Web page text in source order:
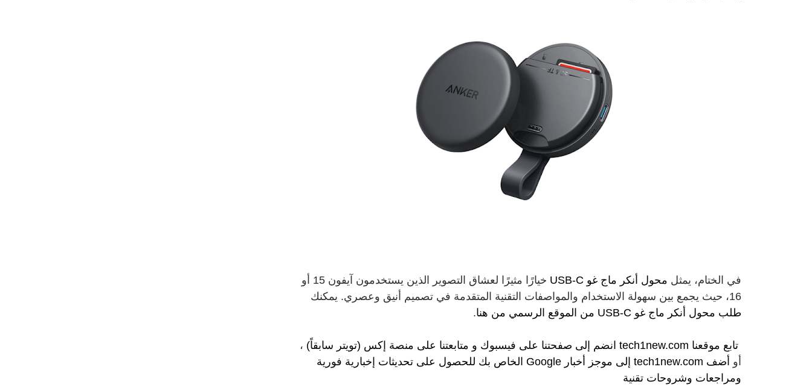
في الختام، يمثل محول أنكر ماج غو USB-C
خيارًا مثيرًا لعشاق التصوير الذين يستخدمون آيفون 15 أو
16، حيث يجمع بين سهولة الاستخدام والمواصفات التقنية المتقدمة في تصميم أنيق وعصري. يمكنك
طلب محول أنكر ماج غو USB-C من الموقع الرسمي من هنا
.
تابع موقعنا tech1new.com انضم إلى صفحتنا على فيسبوك و متابعتنا على منصة إكس (تويتر سابقاً) ،
أو أضف tech1new.com إلى موجز أخبار Google الخاص بك
للحصول على تحديثات إخبارية فورية
ومراجعات وشروحات تقنية